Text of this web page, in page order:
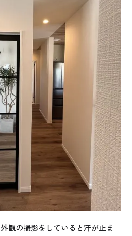
観の撮影をしていると汗が止ま